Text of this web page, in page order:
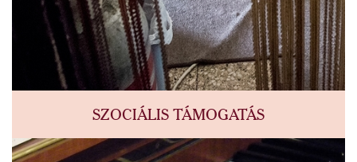
SZOCIÁLIS TÁMOGATÁS